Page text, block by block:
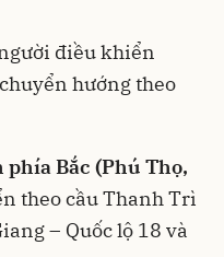
điều khiển
hướng theo
Bắc (Phú Thọ,
theo cầu Thanh Trì
– Quốc lộ 18 và